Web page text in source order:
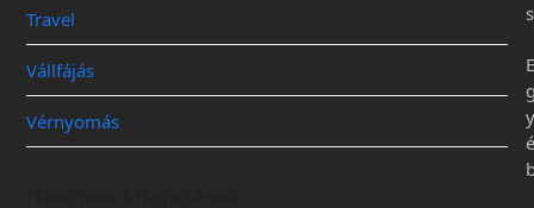
Travel
Vállfájás
Vérnyomás
s
E
y
é